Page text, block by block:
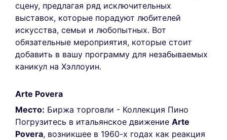
сцену, предлагая ряд исключительных
выставок, которые порадуют любителей
искусства, семьи и любопытных. Вот
обязательные мероприятия, которые стоит
добавить в вашу программу для незабываемых
каникул на Хэллоуин.
Arte Povera
Место: Биржа торговли - Коллекция Пино
Погрузитесь в итальянское движение Arte
Povera, возникшее в 1960-х годах как реакция